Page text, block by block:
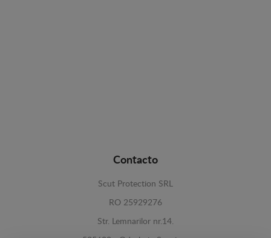
Contacto
Scut Protection SRL
RO 25929276
Str. Lemnarilor nr.14.